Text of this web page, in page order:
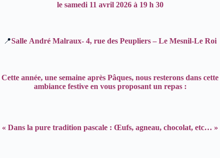
le samedi11 avril 2026 à 19 h 30
📍Salle André Malraux- 4, rue des Peupliers – Le Mesnil-Le Roi
Cette année, une semaine après Pâques, nous resterons dans cette
ambiance festive en vous proposant un repas :
« Dans la pure tradition pascale : Œufs, agneau, chocolat, etc… »